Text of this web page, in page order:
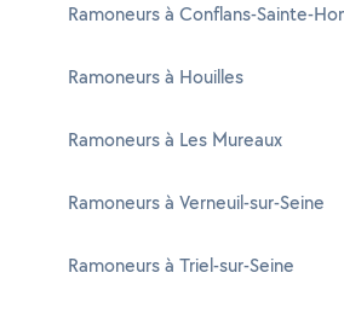
Ramoneurs à Conflans-Sainte-
Ramoneurs à Houilles
Ramoneurs à Les Mureaux
Ramoneurs à Verneuil-sur-Seine
Ramoneurs à Triel-sur-Seine